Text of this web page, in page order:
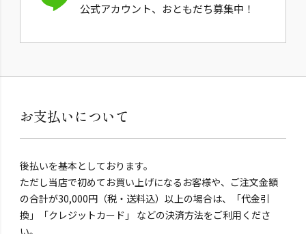
公式アカウント、おともだち募集中！
お支払いについて
後払いを基本としております。
ただし当店で初めてお買い上げになるお客様や、ご注文金額
の合計が30,000円（税・送料込）以上の場合は、「代金引
換」「クレジットカード」 などの決済方法をご利用くださ